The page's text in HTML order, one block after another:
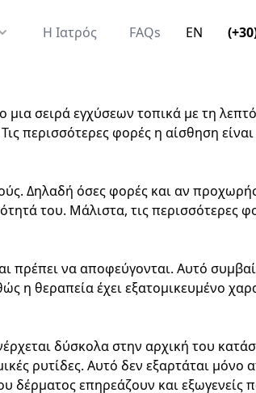
Η Ιατρός FAQs EN
σειρά εγχύσεων τοπικά με τη
περισσότερες φορές η αίσθηση
Δηλαδή όσες φορές και αν
του. Μάλιστα, τις περισσότερες
να αποφεύγονται. Αυτό
θεραπεία έχει εξατομικευμένο
δύσκολα στην αρχική του
ρυτίδες. Αυτό δεν εξαρτάται μόνο
επηρεάζουν και